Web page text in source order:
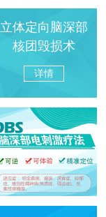
立体定向脑深部
核团毁损术
详情